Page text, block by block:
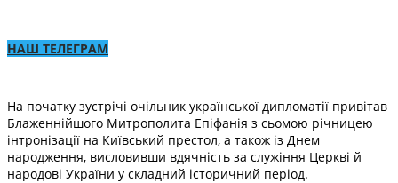
НАШ ТЕЛЕГРАМ
На початку зустрічі очільник української дипломатії привітав
Блаженнійшого Митрополита Епіфанія з сьомою річницею
інтронізації на Київський престол, а також із Днем
народження, висловивши вдячність за служіння Церкві й
народові України у складний історичний період.